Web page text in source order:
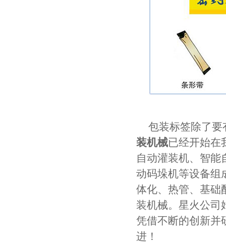
包装标签除了
装机械已经开始在
自动灌装机、智
动码垛机等设备组
体化、热管、基础
装机械。星火公司
凭借不断的创新并
进！